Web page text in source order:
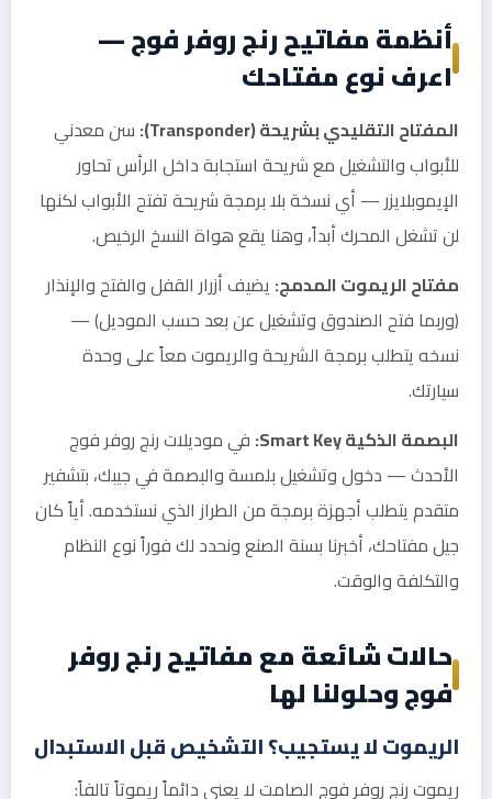
أنظمة مفاتيح رنج روفر فوج —
اعرف نوع مفتاحك
المفتاح التقليدي بشريحة (Transponder):
سن معدني
للأبواب والتشغيل مع شريحة استجابة داخل الرأس تحاور
الإيموبلايزر — أي نسخة بلا برمجة شريحة تفتح الأبواب لكنها
لن تشغل المحرك أبداً، وهنا يقع هواة النسخ الرخيص.
مفتاح الريموت المدمج: يضيف أزرار القفل والفتح والإنذار
(وربما فتح الصندوق وتشغيل عن بعد حسب الموديل) —
نسخه يتطلب برمجة الشريحة والريموت معاً على وحدة
سيارتك.
البصمة الذكية Smart Key:
في موديلات رنج روفر فوج
الأحدث — دخول وتشغيل بلمسة والبصمة في جيبك، بتشفير
متقدم يتطلب أجهزة برمجة من الطراز الذي نستخدمه. أياً كان
جيل مفتاحك، أخبرنا بسنة الصنع ونحدد لك فوراً نوع النظام
والتكلفة والوقت.
حالات شائعة مع مفاتيح رنج روفر
فوج وحلولنا لها
الريموت لا يستجيب؟ التشخيص قبل الاستبدال
ريموت رنج روفر فوج الصامت لا يعني دائماً ريموتاً تالفاً: